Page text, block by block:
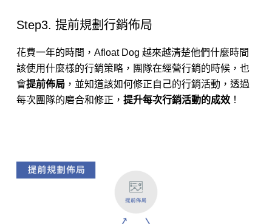
Step3. 提前規劃行銷佈局
花費一年的時間，Afloat Dog 越來越清楚他們什麼時間
該使用什麼樣的行銷策略，團隊在經營行銷的時候，也
會提前佈局 ，並知道該如何修正自己的行銷活動，透過
每次團隊的磨合和修正， 提升每次行銷活動的成效 ！